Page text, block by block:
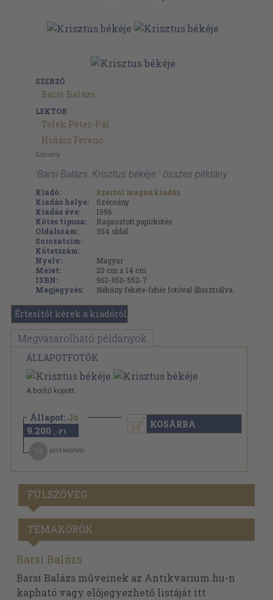
SZERZŐ
Barsi Balázs
LEKTOR
Telek Péter-Pál
Hidász Ferenc
Szécsény
'Barsi Balázs: Krisztus békéje ' összes példány
Kiadó:
Szerzői magánkiadás
Kiadás helye:
Szécsény
Kiadás éve:
1996
Kötés típusa:
Ragasztott papírkötés
Oldalszám:
304 oldal
Sorozatcím:
Kötetszám:
Nyelv:
Magyar
Méret:
20 cm x 14 cm
ISBN:
963-650-552-7
Megjegyzés:
Néhány fekete-fehér fotóval illusztrálva.
Értesítőt kérek a kiadóról
Megvásárolható példányok
ÁLLAPOTFOTÓK
A borító kopott.
Állapot: Jó
9.200 ,-Ft
pont kapható
KOSÁRBA
FÜLSZÖVEG
TÉMAKÖRÖK
Barsi Balázs
Barsi Balázs műveinek az Antikvarium.hu-n
kapható vagy előjegyezhető listáját itt